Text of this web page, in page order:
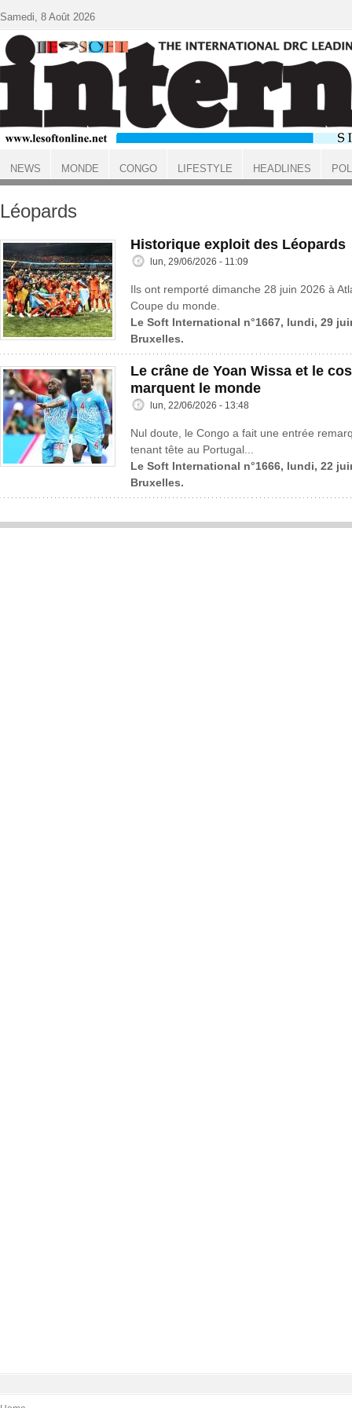
ACCUEIL
Léopards
Historique exploit des Léopards
lun, 29/06/2026 - 11:09
Ils ont remporté dimanche 28 juin 2026 à
Coupe du monde.
Le Soft International n°1667, lundi, 29
Bruxelles.
Le crâne de Yoan Wissa et le
marquent le monde
lun, 22/06/2026 - 13:48
Nul doute, le Congo a fait une entrée
tenant tête au Portugal...
Le Soft International n°1666, lundi, 22
Bruxelles.
Samedi, 8 Août 2026
NEWS MONDE CONGO LIFESTYLE HEADLINES